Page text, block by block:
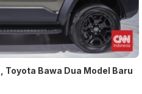
Toyota Bawa Dua Model Baru